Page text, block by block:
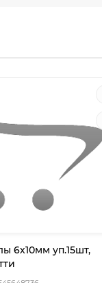
6х10мм уп.15шт,